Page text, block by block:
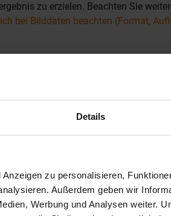
Details
zu personalisieren,
Außerdem geben wir
Werbung und Analysen weiter.
zu erzielen. Beachten Sie
bei Bilddaten beachten (Format,
Hilfe